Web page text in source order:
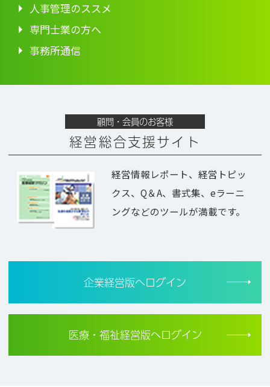
人事管理のススメ
専門士業の方へ
事務所通信
顧問・会員のお客様
経営総合支援サイト
経営情報レポート、経営トピッ
クス、Q＆A、書式集、eラーニ
ングなどのツールが満載です。
企業経営版へログイン
医療・福祉経営版へログイン